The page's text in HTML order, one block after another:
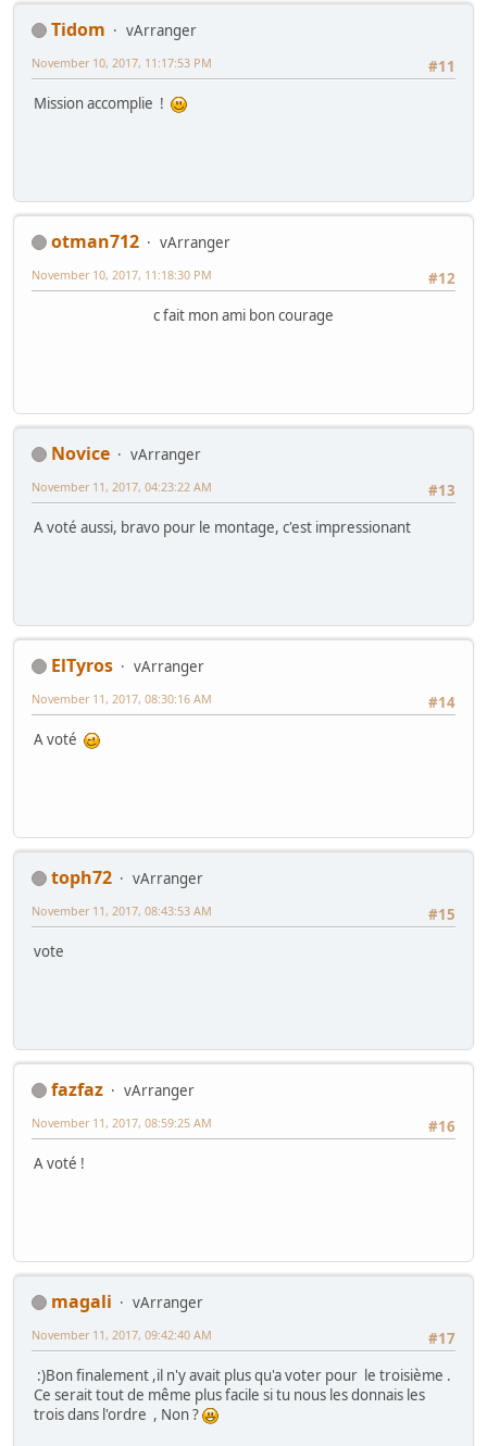
Tidom
vArranger
#11
November 10, 2017, 11:17:53 PM
Mission accomplie !
otman712
vArranger
#12
November 10, 2017, 11:18:30 PM
c fait mon ami bon courage
Novice
vArranger
#13
November 11, 2017, 04:23:22 AM
A voté aussi, bravo pour le montage, c'est impressionant
ElTyros
vArranger
#14
November 11, 2017, 08:30:16 AM
A voté
toph72
vArranger
#15
November 11, 2017, 08:43:53 AM
vote
fazfaz
vArranger
#16
November 11, 2017, 08:59:25 AM
A voté !
magali
vArranger
#17
November 11, 2017, 09:42:40 AM
:)Bon finalement ,il n'y avait plus qu'a voter pour le troisième .
Ce serait tout de même plus facile si tu nous les donnais les
trois dans l'ordre , Non ?